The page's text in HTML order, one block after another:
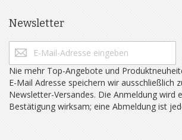
Newsletter
Nie mehr Top-Angebote und
E-Mail Adresse speichern wir ausschließlich
Newsletter-Versandes. Die Anmeldung wird
Bestätigung wirksam; eine Abmeldung ist